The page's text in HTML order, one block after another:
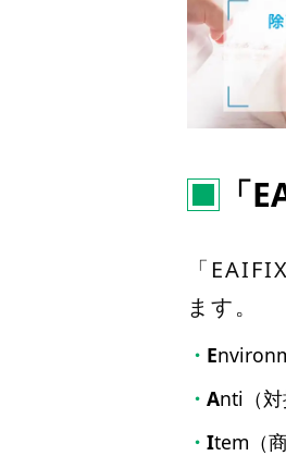
「
「
ます。
E
Anti（対
Item（商